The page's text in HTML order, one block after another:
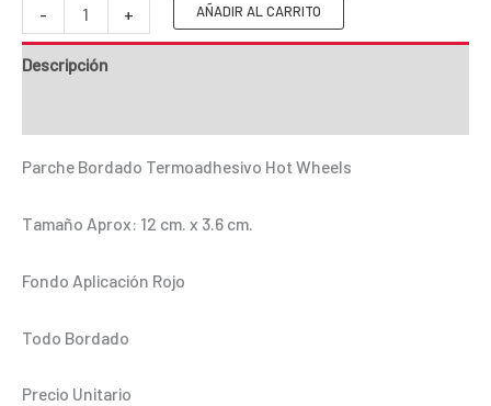
-
Wheels
Parche
cantidad
+ AÑADIR AL CARRITO
Descripción
Parche Bordado Termoadhesivo Hot Wheels
Tamaño Aprox: 12 cm. x 3.6 cm.
Fondo Aplicación Rojo
Todo Bordado
Precio Unitario